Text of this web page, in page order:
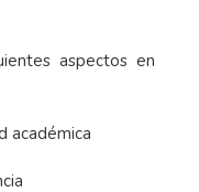
aspectos en
académica